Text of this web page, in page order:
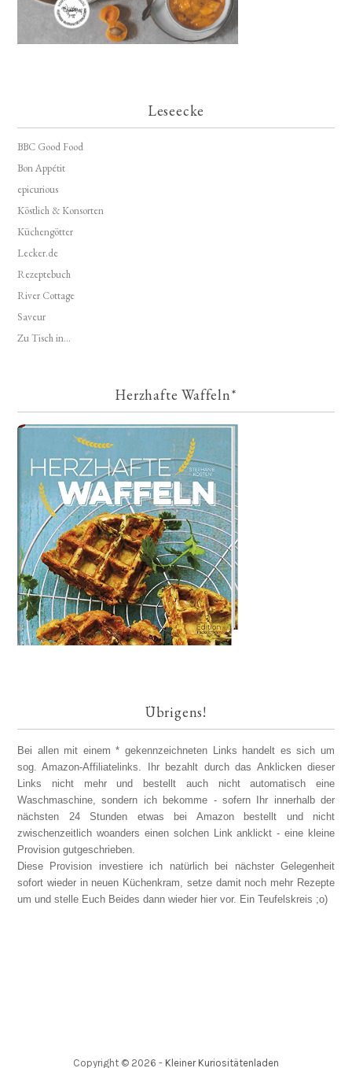
Leseecke
BBC Good Food
Bon Appétit
epicurious
Köstlich & Konsorten
Küchengötter
Lecker.de
Rezeptebuch
River Cottage
Saveur
Zu Tisch in...
Herzhafte Waffeln*
Übrigens!
Bei allen mit einem * gekennzeichneten Links handelt es sich um
sog. Amazon-Affiliatelinks. Ihr bezahlt durch das Anklicken dieser
Links nicht mehr und bestellt auch nicht automatisch eine
Waschmaschine, sondern ich bekomme - sofern Ihr innerhalb der
nächsten 24 Stunden etwas bei Amazon bestellt und nicht
zwischenzeitlich woanders einen solchen Link anklickt - eine kleine
Provision gutgeschrieben.
Diese Provision investiere ich natürlich bei nächster Gelegenheit
sofort wieder in neuen Küchenkram, setze damit noch mehr Rezepte
um und stelle Euch Beides dann wieder hier vor. Ein Teufelskreis ;o)
Copyright © 2026 - Kleiner Kuriositätenladen